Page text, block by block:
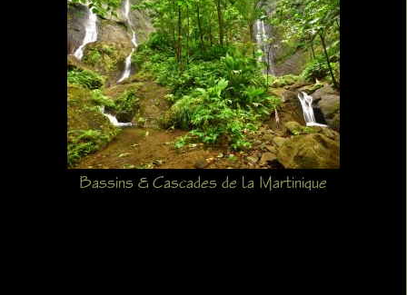
Bassins & Cascades de la Martinique